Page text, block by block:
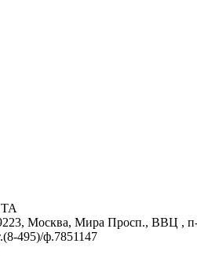
Москва, Мира Просп., ВВЦ ,
495)/ф.7851147